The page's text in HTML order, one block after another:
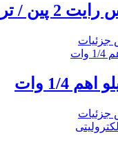
روبردی نری-مادگی
جزئیات
جزئیات